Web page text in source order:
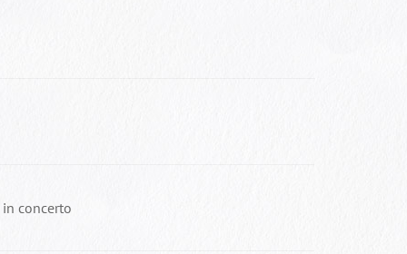
concerto